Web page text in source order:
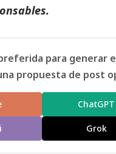
.
para generar
propuesta de post
ChatGPT
Grok